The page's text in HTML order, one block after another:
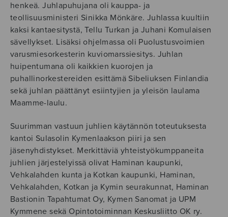
henkeä. Juhlapuhujana oli kauppa- ja
teollisuusministeri Sinikka Mönkäre. Juhlassa kuultiin
kaksi kantaesitystä, Tellu Turkan ja Juhani Komulaisen
sävellykset. Lisäksi ohjelmassa oli Puolustusvoimien
varusmiesorkesterin kuviomarssiesitys. Juhlan
huipentumana oli kaikkien kuorojen ja
puhallinorkestereiden esittämä Sibeliuksen Finlandia
sekä juhlan päättänyt esiintyjien ja yleisön laulama
Maamme-laulu.
Suurimman vastuun juhlien käytännön toteutuksesta
kantoi Sulasolin Kymenlaakson piiri ja sen
jäsenyhdistykset. Merkittäviä yhteistyökumppaneita
juhlien järjestelyissä olivat Haminan kaupunki,
Vehkalahden kunta ja Kotkan kaupunki, Haminan,
Vehkalahden, Kotkan ja Kymin seurakunnat, Haminan
Bastionin Tapahtumat Oy, Kymen Sanomat ja UPM
Kymmene sekä Opintotoiminnan Keskusliitto OK ry.